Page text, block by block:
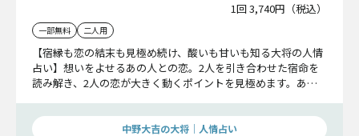
1回 3,740円（税込）
一部無料 二人用
【宿縁も恋の結末も見極め続け、酸いも甘いも知る大将の人情
占い】想いをよせるあの人との恋。2人を引き合わせた宿命を
読み解き、2人の恋が大きく動くポイントを見極めます。あな
ます。
中野大吉の大将｜人情占い